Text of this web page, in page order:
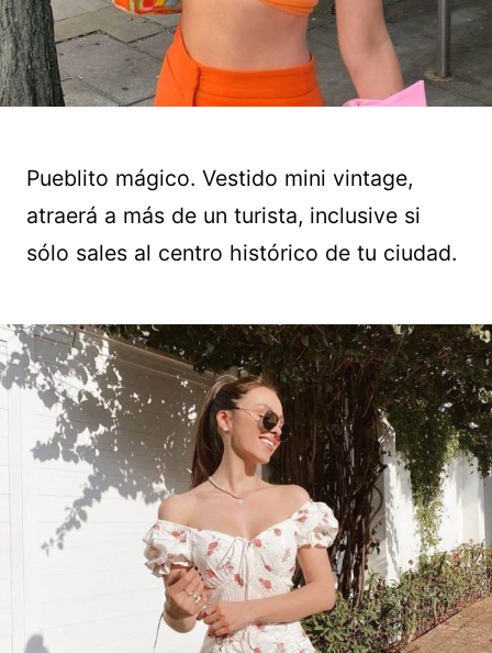
Pueblito mágico. Vestido mini vintage,
atraerá a más de un turista, inclusive si
sólo sales al centro histórico de tu ciudad.